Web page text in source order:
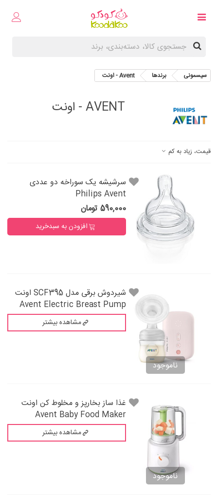
سیسمونی برندها Avent - اونت
AVENT - اونت
قیمت، زیاد به کم
سرشیشه یک سوراخه دو عددی
Philips Avent
590,000 تومان
افزودن به سبدخرید
ناموجود
شیردوش برقی مدل SCF395 اونت
Avent Electric Breast Pump
مشاهده بیشتر
ناموجود
غذا ساز بخارپز و مخلوط کن اونت
Avent Baby Food Maker
مشاهده بیشتر